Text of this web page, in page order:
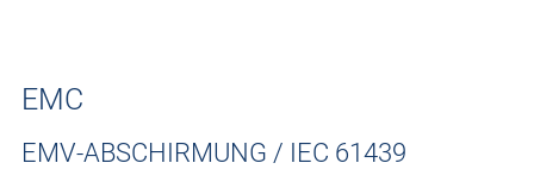
EMC
EMV-ABSCHIRMUNG / IEC 61439